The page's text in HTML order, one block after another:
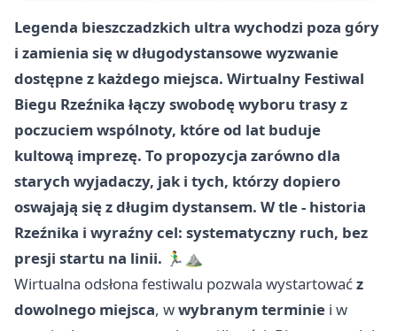
Legenda bieszczadzkich ultra wychodzi poza góry
i zamienia się w długodystansowe wyzwanie
dostępne z każdego miejsca. Wirtualny Festiwal
Biegu Rzeźnika łączy swobodę wyboru trasy z
poczuciem wspólnoty, które od lat buduje
kultową imprezę. To propozycja zarówno dla
starych wyjadaczy, jak i tych, którzy dopiero
oswajają się z długim dystansem. W tle - historia
Rzeźnika i wyraźny cel: systematyczny ruch, bez
presji startu na linii. 🏃‍♂️⛰️
Wirtualna odsłona festiwalu pozwala wystartowaćz
dowolnego miejsca, wwybranym terminie i w